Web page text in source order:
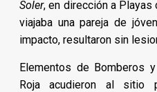
Soler, en dirección a Playas
viajaba una pareja de
impacto, resultaron sin
Elementos de Bomberos
Roja acudieron al sitio